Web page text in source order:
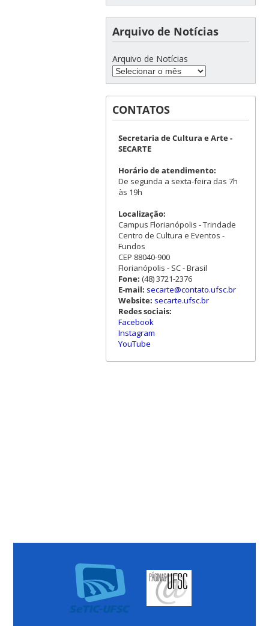
Arquivo de Notícias
Arquivo de Notícias
CONTATOS
Secretaria de Cultura e Arte -
SECARTE
Horário de atendimento:
De segunda a sexta-feira das 7h
às 19h
Localização:
Campus Florianópolis - Trindade
Centro de Cultura e Eventos -
Fundos
CEP 88040-900
Florianópolis - SC - Brasil
Fone: (48) 3721-2376
E-mail: secarte@contato.ufsc.br
Website: secarte.ufsc.br
Redes sociais:
Facebook
Instagram
YouTube